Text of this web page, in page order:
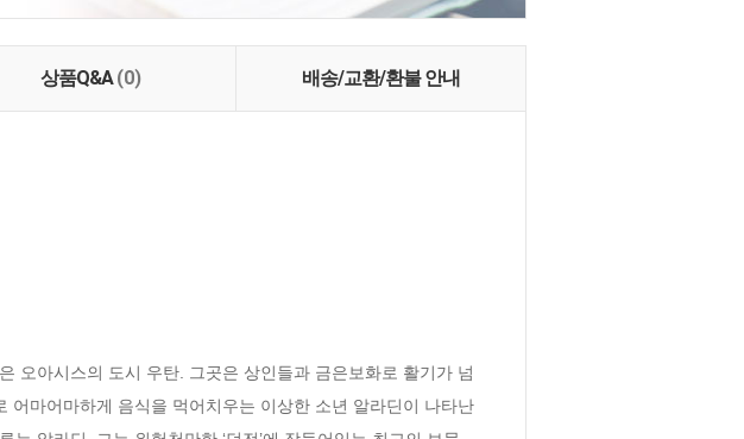
상품Q&A(0) 배송/교환/환불 안내
오아시스의 도시 우탄. 그곳은 상인들과 금은보화로 활기가 넘
마어마하게 음식을 먹어치우는 이상한 소년 알라딘이 나타난